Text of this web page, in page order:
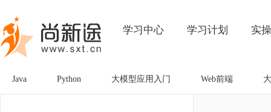
学习中心 学习计划 实操
Java Python 大模型应用入门 Web前端